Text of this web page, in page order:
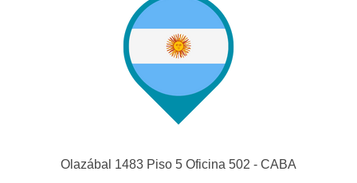
Olazábal 1483 Piso 5 Oficina 502 - CABA